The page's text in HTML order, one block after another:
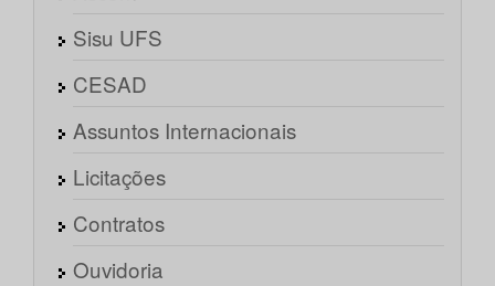
Sisu UFS
CESAD
Assuntos Internacionais
Licitações
Contratos
Ouvidoria